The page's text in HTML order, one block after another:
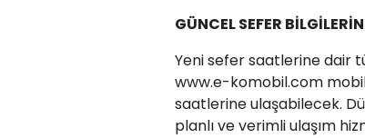
GÜNCEL SEFER
Yeni sefer saatlerine dair
www.e-komobil.com
saatlerine ulaşabilecek.
planlı ve verimli ulaşım